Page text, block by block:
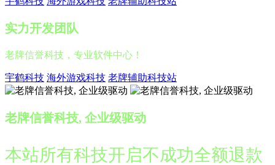
实力开发团队
老牌信誉科技，专业软件中心！
宇鹤科技 海外游戏科技 老牌辅助科技站
老牌信誉科技, 企业级驱动
本站所有科技开启不成功全额退款